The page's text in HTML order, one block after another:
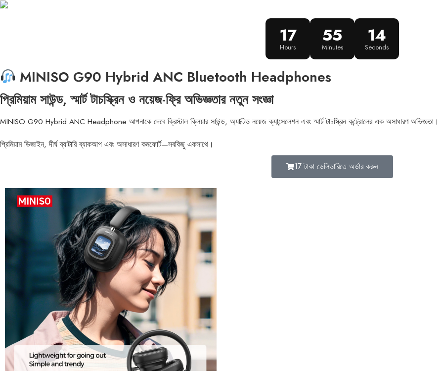
17
Hours
55
Minutes
12
Seconds
MINISO G90 Hybrid ANC Bluetooth Headphones
প্রিমিয়াম সাউন্ড, স্মার্ট টাচস্ক্রিন ও নয়েজ-ফ্রি অভিজ্ঞতার নতুন সংজ্ঞা
MINISO G90 Hybrid ANC Headphone আপনাকে দেবে ক্রিস্টাল ক্লিয়ার সাউন্ড, অ্যাক্টিভ নয়েজ ক্যান্সেলেশন এবং স্মার্ট টাচস্ক্রিন কন্ট্রোলের এক অসাধারণ অভিজ্ঞতা।
প্রিমিয়াম ডিজাইন, দীর্ঘ ব্যাটারি ব্যাকআপ এবং অসাধারণ কমফোর্ট—সবকিছু একসাথে।
17 টাকা ডেলিভারিতে অর্ডার করুন